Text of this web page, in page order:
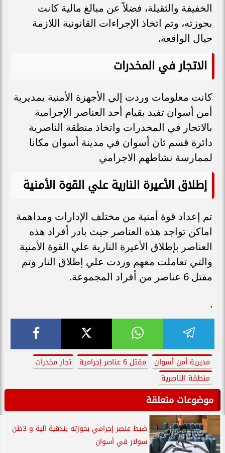
الخفيفة والثقيلة، فضلاً عن مبالغ مالية كانت
بحوزته، وتم اتخاذ الإجراءات القانونية اللازمة
حيال الواقعة.
الاتجار في المخدرات
كانت معلومات وردت إلي الأجهزة الأمنية بمديرية
أمن أسوان تفيد بقيام أحد العناصر الإجرامية
بالاتجار في المخدرات واتخاذ منطقة الناصرية
دائرة قسم ثان أسوان في مدينة أسوان مكانا
لممارسة نشاطهم الاجرامي
إطلاق الأعيرة النارية علي القوة الأمنية
تم إعداد قوة أمنية من مختلف الإدارات ومداهمة
اماكن تواجد هذه العناصر حيث بادر أفراد هذه
العناصر بإطلاق الأعيرة النارية علي القوة الأمنية
والتي تعاملت معهم وردت علي إطلاق النار وتم
مقتل 6 عناصر من أفراد المجموعة.
.
مديرية أمن أسوان مقتل 6 عناصر إجرامية
تجار مخدرات
منطقة الناصرية
موضوعات متعلقة
ضبط عنصر إجرامي بحوزته بندقية آلية و 3طن
سولار في أسوان